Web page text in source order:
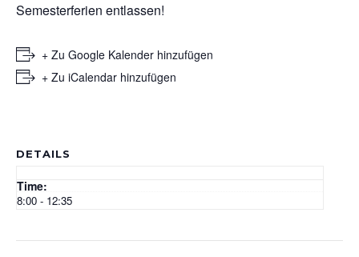
Semesterferien entlassen!
+ Zu Google Kalender hinzufügen
+ Zu iCalendar hinzufügen
DETAILS
Time:
8:00 - 12:35